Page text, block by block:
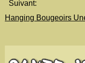
Suivant:
Hanging Bougeoirs